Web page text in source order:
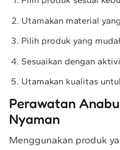
Utamakan material
Pilih produk yang
Sesuaikan dengan
Utamakan kualitas
Perawatan
Nyaman
Menggunakan produk